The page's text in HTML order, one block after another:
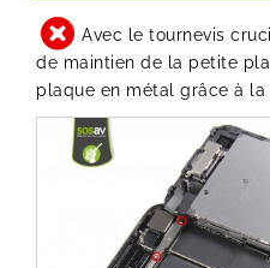
Avec le tournevis
de maintien de la petite
plaque en métal grâce à la